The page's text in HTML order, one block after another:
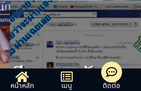
ความรักให้แฟนกลับมา มีคนมาจีบเธอเพราะค
เขายังมาไถ่ถามเรื่องต่างๆ เช่น จิ้งจกตกใส่ หม
หน้าหลัก เมนู ติดต่อ